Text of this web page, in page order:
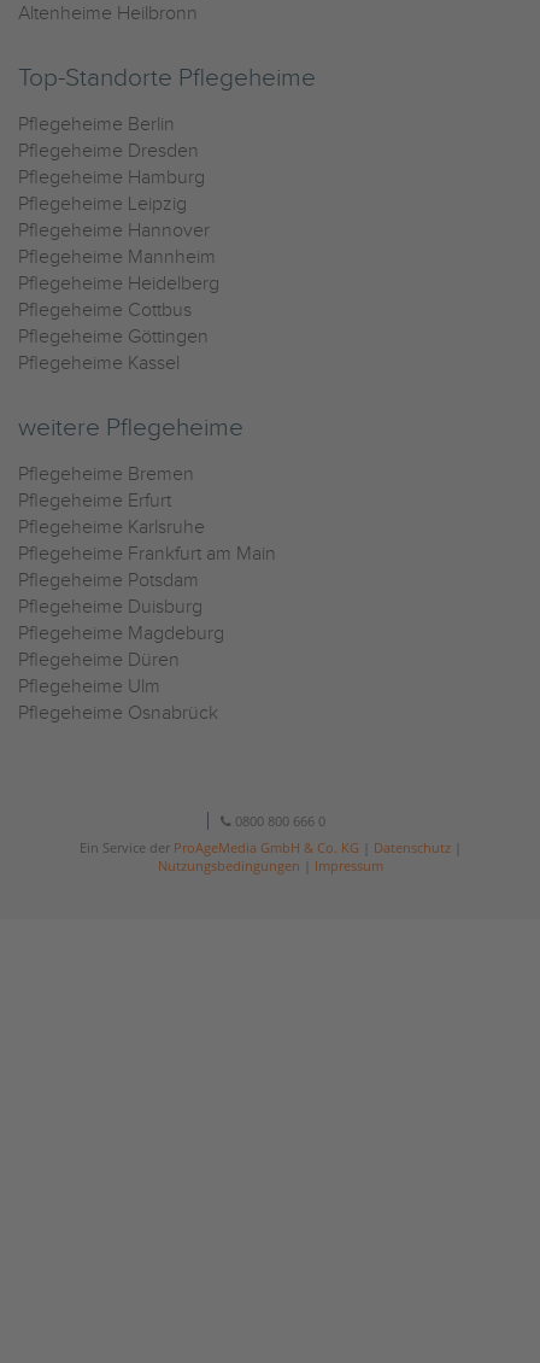
Altenheime Heilbronn
Top-Standorte Pflegeheime
Pflegeheime Berlin
Pflegeheime Dresden
Pflegeheime Hamburg
Pflegeheime Leipzig
Pflegeheime Hannover
Pflegeheime Mannheim
Pflegeheime Heidelberg
Pflegeheime Cottbus
Pflegeheime Göttingen
Pflegeheime Kassel
weitere Pflegeheime
Pflegeheime Bremen
Pflegeheime Erfurt
Pflegeheime Karlsruhe
Pflegeheime Frankfurt am Main
Pflegeheime Potsdam
Pflegeheime Duisburg
Pflegeheime Magdeburg
Pflegeheime Düren
Pflegeheime Ulm
Pflegeheime Osnabrück
0800 800 666 0
Ein Service der ProAgeMedia GmbH & Co. KG Datenschutz|
Nutzungsbedingungen
Impressum